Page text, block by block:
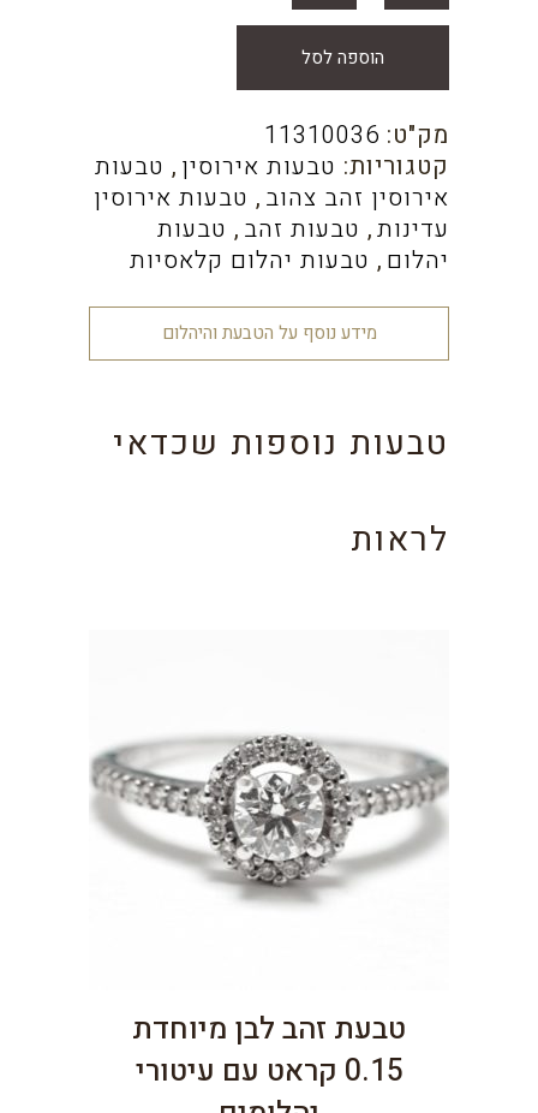
הוספה לסל
מק"ט: 11310036
קטגוריות: טבעות אירוסין , טבעות
אירוסין זהב צהוב , טבעות אירוסין
עדינות, טבעות זהב , טבעות
יהלום , טבעות יהלום קלאסיות
מידע נוסף על הטבעת והיהלום
טבעות נוספות שכדאי
לראות
טבעת זהב לבן מיוחדת
0.15 קראט עם עיטורי